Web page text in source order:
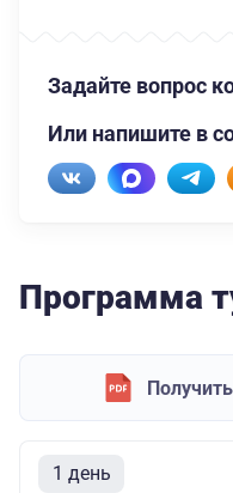
Задайте вопрос
Или напишите в
Программа
1 день